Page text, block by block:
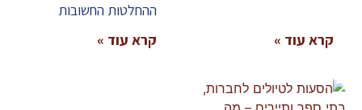
קרא עוד »
ההחלטות החשובות
קרא עוד »